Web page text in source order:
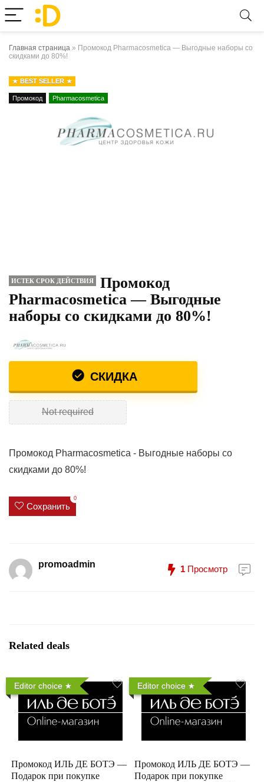
Главная страница » Промокод Pharmacosmetica — Выгодные наборы со
скидками до 80%!
BEST SELLER
Промокод Pharmacosmetica
ИСТЕК СРОК ДЕЙСТВИЯ
Промокод
Pharmacosmetica — Выгодные
наборы со скидками до 80%!
СКИДКА
Not required
Промокод Pharmacosmetica - Выгодные наборы со
скидками до 80%!
Сохранить
0
promoadmin 1 Просмотр
Related deals
Editor choice
Промокод ИЛЬ ДЕ БОТЭ —
Подарок при покупке
Editor choice
Промокод ИЛЬ ДЕ БОТЭ —
Подарок при покупке